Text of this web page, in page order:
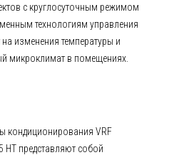
с круглосуточным режимом
технологиям управления
на изменения температуры и
микроклимат в помещениях.
кондиционирования VRF
HT представляют собой